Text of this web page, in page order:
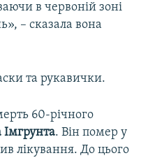
в червоній зоні
– сказала вона
та рукавички.
60-річного
Імгрунта. Він помер у
лікування. До цього